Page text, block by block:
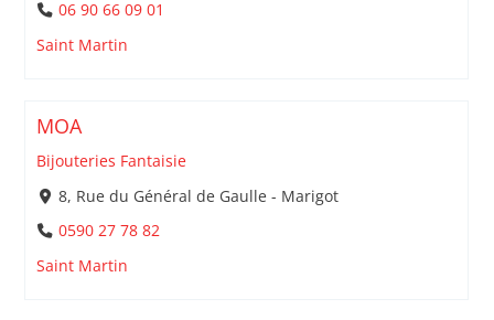
06 90 66 09 01
Saint Martin
MOA
Bijouteries Fantaisie
8, Rue du Général de Gaulle - Marigot
0590 27 78 82
Saint Martin